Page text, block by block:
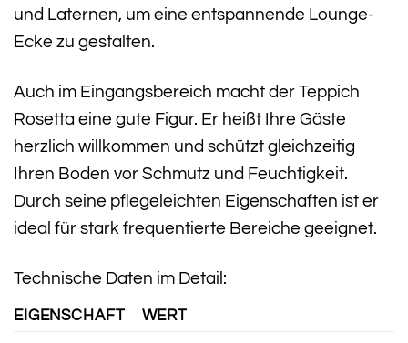
und Laternen, um eine entspannende Lounge-
Ecke zu gestalten.
Auch im Eingangsbereich macht der Teppich
Rosetta eine gute Figur. Er heißt Ihre Gäste
herzlich willkommen und schützt gleichzeitig
Ihren Boden vor Schmutz und Feuchtigkeit.
Durch seine pflegeleichten Eigenschaften ist er
ideal für stark frequentierte Bereiche geeignet.
Technische Daten im Detail:
EIGENSCHAFT WERT